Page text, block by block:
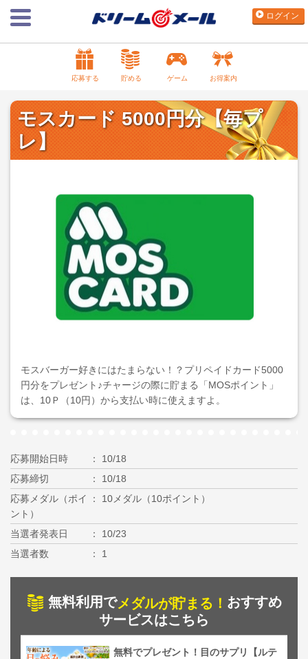
ログイン
応募する 貯める ゲーム お得案内
モスカード 5000円分【毎プ
レ】
モスバーガー好きにはたまらない！？プリペイドカード5000
円分をプレゼント♪チャージの際に貯まる「MOSポイント」
は、10Ｐ（10円）から支払い時に使えますよ。
応募開始日時
10/18
応募締切
10/18
応募メダル（ポイ
ント）
10メダル（10ポイント）
当選者発表日
10/23
当選者数
1
無料利用でメダルが貯まる！ おすすめ
サービスはこちら
無料でプレゼント！目のサプリ【ルテ